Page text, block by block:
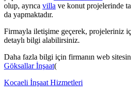
olup, ayrıca villa ve konut projelerinde
da yapmaktadır​.
Firmayla iletişime geçerek, projeleriniz
detaylı bilgi alabilirsiniz.
Daha fazla bilgi için firmanın web
Göksallar İnşaat(
Kocaeli İnşaat Hizmetleri